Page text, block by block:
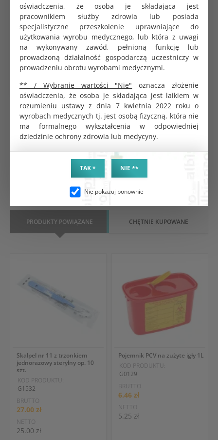
oświadczenia, że osoba je składająca jest
pracownikiem służby zdrowia lub posiada
specjalistyczne przeszkolenie uprawniające do
użytkowania wyrobu medycznego, lub która z uwagi
na wykonywany zawód, pełnioną funkcję lub
prowadzoną działalność gospodarczą uczestniczy w
prowadzeniu obrotu wyrobami medycznymi.
** / Wybranie wartości "Nie" oznacza złożenie
oświadczenia, że osoba je składająca jest laikiem w
rozumieniu ustawy z dnia 7 kwietnia 2022 roku o
wyrobach medycznych tj. jest osobą fizyczną, która nie
ma formalnego wykształcenia w odpowiedniej
dziedzinie ochrony zdrowia lub medycyny.
TAK * NIE **
Nie pokazuj ponownie
zbiorcze
12 rolek (600 odcinków)
Odpowiedzialność za zgodność
Producent
Weber & Weber Sp. z o.o., Puńców,
Cieszyńska 229, 43-400 Cieszyn, Polska
Adres e-mail [email protected]
MedixPro serwety medyczne bibułowo - foliowe. Trzy
warstwy bibuła - bibuła - folia. Rolka 33 cm x 50 cm. 50
sztuk na rolce. Nieprzemakalne. Kolor niebieski.
PRODUKTY POWIĄZANE CHĘTNIE KUPOWANE
Skalpel nr 11 z trzonkiem
jednorazowy sterylny op. 10
szt.
KOD PRODUKTU:
G1532
BRUTTO
27.00 zł
NETTO
25.00 zł
Pojemnik PCV na zużyte igły 1L
KOD PRODUKTU:
G0129
BRUTTO
6.46 zł
NETTO
5.25 zł